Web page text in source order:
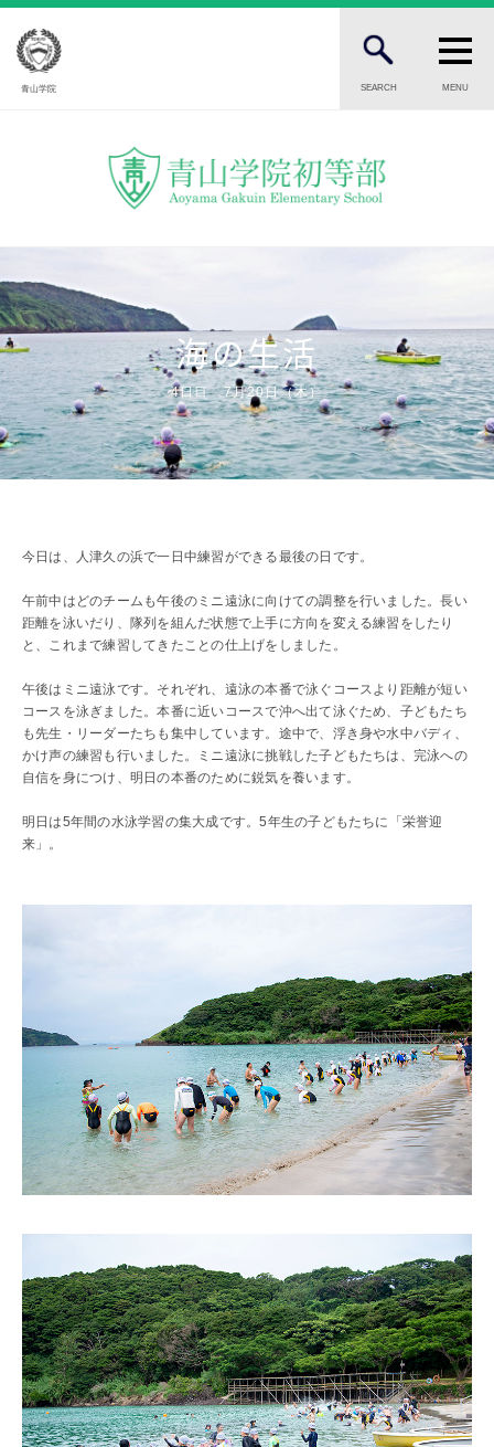
青山学院 SEARCH MENU
児童・保護者の方へ
一般の方へ
INTRODUCTION
学校紹介
初等部 部長挨拶
教育理念・目標
児童数・教職員数
一貫校の流れ
EDUCATION
教育の特色・紹介
教育課程
初等部の学習
キリスト教教育
ICTを活用した授業
国内短期留学
SCHOOL LIFE
クラブ活動
施設・設備紹介
制服紹介
家庭との連携
安全な生活への取り組み
健康な学校生活への取り組み
ADMISSION
入試・入学案内
入学試験日程
学校説明会
オープンスクール
入学金・学費一覧
海の生活
4日目 7月20日（木）
今日は、人津久の浜で一日中練習ができる最後の日です。
午前中はどのチームも午後のミニ遠泳に向けての調整を行いました。長い
距離を泳いだり、隊列を組んだ状態で上手に方向を変える練習をしたり
と、これまで練習してきたことの仕上げをしました。
午後はミニ遠泳です。それぞれ、遠泳の本番で泳ぐコースより距離が短い
コースを泳ぎました。本番に近いコースで沖へ出て泳ぐため、子どもたち
も先生・リーダーたちも集中しています。途中で、浮き身や水中バディ、
かけ声の練習も行いました。ミニ遠泳に挑戦した子どもたちは、完泳への
自信を身につけ、明日の本番のために鋭気を養います。
明日は5年間の水泳学習の集大成です。5年生の子どもたちに「栄誉迎
来」。